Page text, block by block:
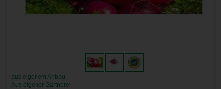
aus eigenem Anbau
Aus eigener Gärtnerei